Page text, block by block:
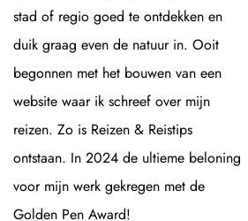
stad of regio goed te ontdekken en
duik graag even de natuur in. Ooit
begonnen met het bouwen van een
website waar ik schreef over mijn
reizen. Zo is Reizen & Reistips
ontstaan. In 2024 de ultieme beloning
voor mijn werk gekregen met de
Golden Pen Award!